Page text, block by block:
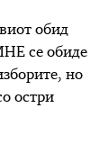
обид
се обиде
но
остри